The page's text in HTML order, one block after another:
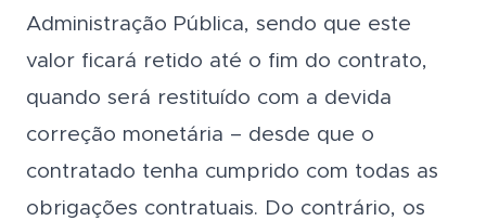
Administração Pública, sendo que este
valor ficará retido até o fim do contrato,
quando será restituído com a devida
correção monetária – desde que o
contratado tenha cumprido com todas as
obrigações contratuais. Do contrário, os